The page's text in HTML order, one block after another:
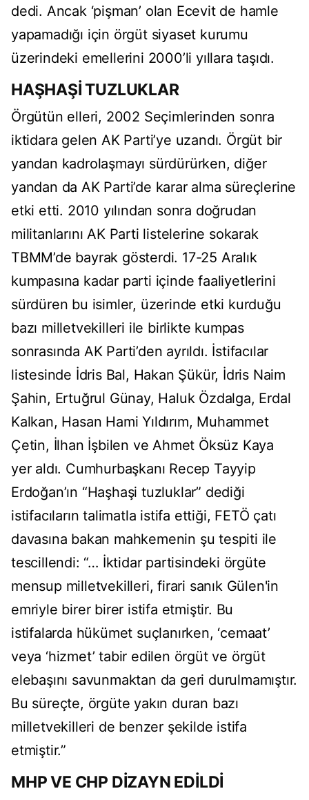
dedi. Ancak ‘pişman’ olan Ecevit de hamle
yapamadığı için örgüt siyaset kurumu
üzerindeki emellerini 2000’li yıllara taşıdı.
HAŞHAŞİ TUZLUKLAR
Örgütün elleri, 2002 Seçimlerinden sonra
iktidara gelen AK Parti’ye uzandı. Örgüt bir
yandan kadrolaşmayı sürdürürken, diğer
yandan da AK Parti’de karar alma süreçlerine
etki etti. 2010 yılından sonra doğrudan
militanlarını AK Parti listelerine sokarak
TBMM’de bayrak gösterdi. 17-25 Aralık
kumpasına kadar parti içinde faaliyetlerini
sürdüren bu isimler, üzerinde etki kurduğu
bazı milletvekilleri ile birlikte kumpas
sonrasında AK Parti’den ayrıldı. İstifacılar
listesinde İdris Bal, Hakan Şükür, İdris Naim
Şahin, Ertuğrul Günay, Haluk Özdalga, Erdal
Kalkan, Hasan Hami Yıldırım, Muhammet
Çetin, İlhan İşbilen ve Ahmet Öksüz Kaya
yer aldı. Cumhurbaşkanı Recep Tayyip
Erdoğan’ın “Haşhaşi tuzluklar” dediği
istifacıların talimatla istifa ettiği, FETÖ çatı
davasına bakan mahkemenin şu tespiti ile
tescillendi: “… İktidar partisindeki örgüte
mensup milletvekilleri, firari sanık Gülen'in
emriyle birer birer istifa etmiştir. Bu
istifalarda hükümet suçlanırken, ‘cemaat’
veya ‘hizmet’ tabir edilen örgüt ve örgüt
elebaşını savunmaktan da geri durulmamıştır.
Bu süreçte, örgüte yakın duran bazı
milletvekilleri de benzer şekilde istifa
etmiştir.”
MHP VE CHP DİZAYN EDİLDİ